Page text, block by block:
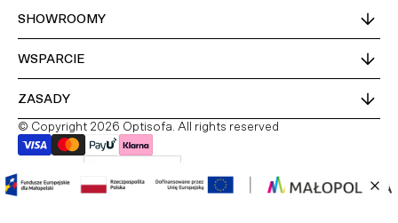
SHOWROOMY
WSPARCIE
ZASADY
© Copyright 2026 Optisofa. All rights reserved